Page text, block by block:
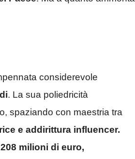
considerevole
. La sua poliedricità
spaziando con maestria tra
e addirittura influencer.
milioni di euro,